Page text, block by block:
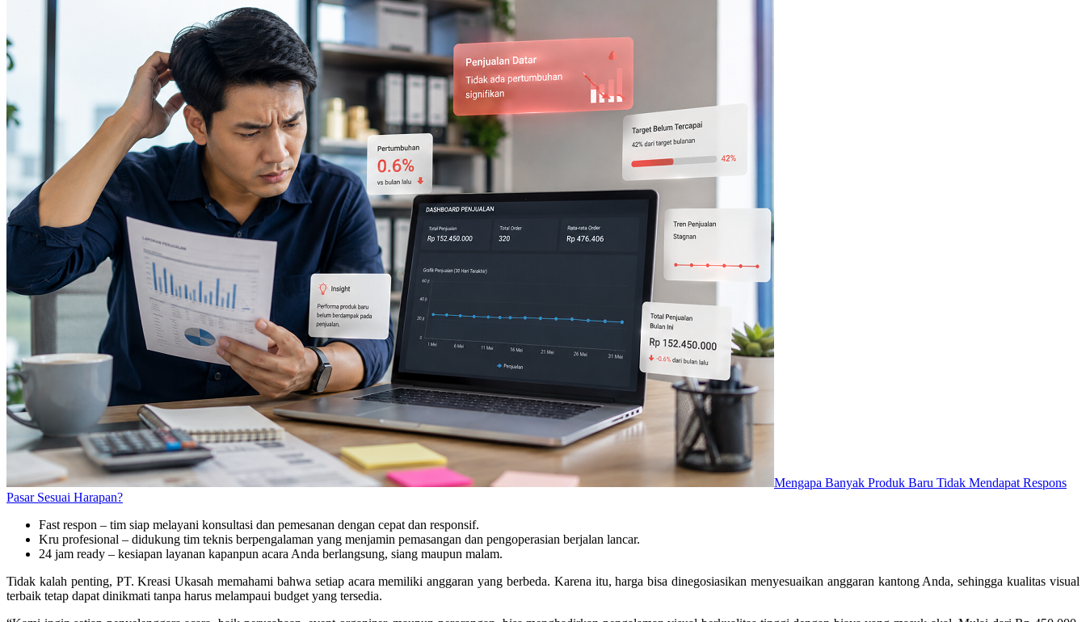
Mengapa Banyak Produk Baru Tidak Mendapat Respons
Pasar Sesuai Harapan?
Fast respon – tim siap melayani konsultasi dan pemesanan dengan cepat dan responsif.
Kru profesional – didukung tim teknis berpengalaman yang menjamin pemasangan dan pengoperasian berjalan lancar.
24 jam ready – kesiapan layanan kapanpun acara Anda berlangsung, siang maupun malam.
Tidak kalah penting, PT. Kreasi Ukasah memahami bahwa setiap acara memiliki anggaran yang berbeda. Karena itu, harga bisa dinegosiasikan menyesuaikan anggaran kantong Anda, sehingga kualitas visual
terbaik tetap dapat dinikmati tanpa harus melampaui budget yang tersedia.